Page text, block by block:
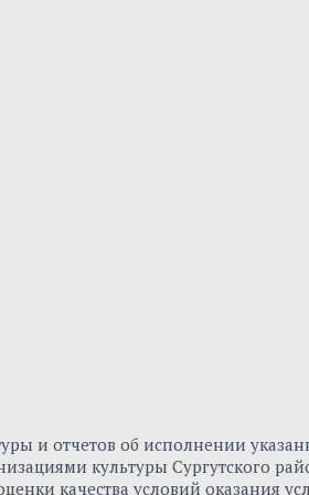
и отчетов об исполнении
культуры Сургутского
качества условий оказания